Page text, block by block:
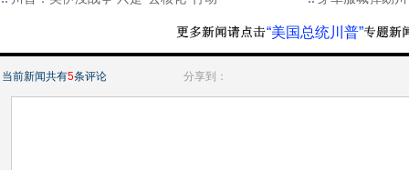
“美国总统川普”
当前新闻共有5条评论 分享到：